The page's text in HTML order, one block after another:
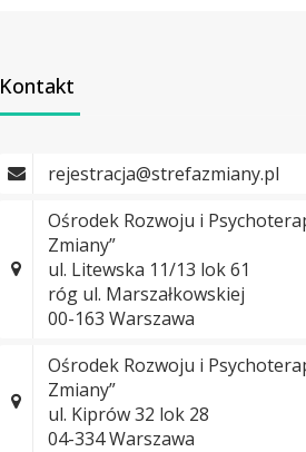
Kontakt
rejestracja@strefazmiany.pl
Ośrodek Rozwoju i
Zmiany”
ul. Litewska 11/13 lok 61
róg ul. Marszałkowskiej
00-163 Warszawa
Ośrodek Rozwoju i
Zmiany”
ul. Kiprów 32 lok 28
04-334 Warszawa